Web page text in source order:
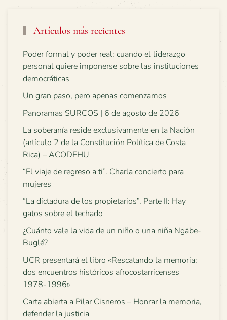
Artículos más recientes
Poder formal y poder real: cuando el liderazgo
personal quiere imponerse sobre las instituciones
democráticas
Un gran paso, pero apenas comenzamos
Panoramas SURCOS | 6 de agosto de 2026
La soberanía reside exclusivamente en la Nación
(artículo 2 de la Constitución Política de Costa
Rica) – ACODEHU
“El viaje de regreso a ti”. Charla concierto para
mujeres
“La dictadura de los propietarios”. Parte II: Hay
gatos sobre el techado
¿Cuánto vale la vida de un niño o una niña Ngäbe-
Buglé?
UCR presentará el libro «Rescatando la memoria:
dos encuentros históricos afrocostarricenses
1978-1996»
Carta abierta a Pilar Cisneros – Honrar la memoria,
defender la justicia